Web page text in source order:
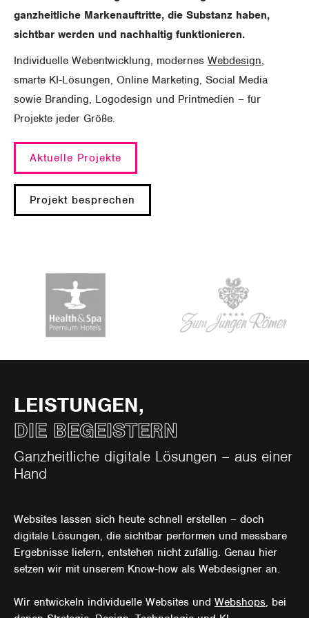
ganzheitliche Markenauftritte, die Substanz haben,
sichtbar werden und nachhaltig funktionieren.
Individuelle Webentwicklung, modernes Webdesign,
smarte KI-Lösungen, Online Marketing, Social Media
sowie Branding, Logodesign und Printmedien – für
Projekte jeder Größe.
Aktuelle Projekte
Projekt besprechen
LEISTUNGEN,
DIE BEGEISTERN
Ganzheitliche digitale Lösungen – aus einer
Hand
Websites lassen sich heute schnell erstellen – doch
digitale Lösungen, die sichtbar performen und messbare
Ergebnisse liefern, entstehen nicht zufällig. Genau hier
setzen wir mit unserem Know-how als Webdesigner an.
Wir entwickeln individuelle Websites und Webshops, bei